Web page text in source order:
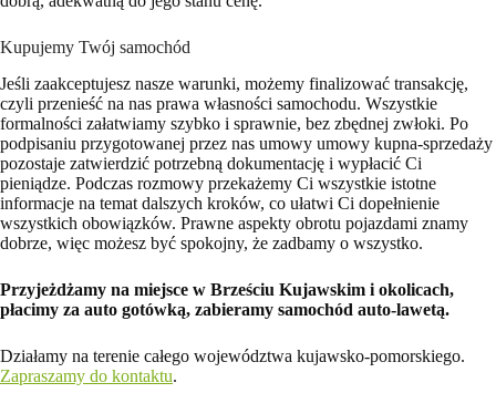
Kupujemy Twój samochód
Jeśli zaakceptujesz nasze warunki, możemy finalizować transakcję,
czyli przenieść na nas prawa własności samochodu. Wszystkie
formalności załatwiamy szybko i sprawnie, bez zbędnej zwłoki. Po
podpisaniu przygotowanej przez nas umowy umowy kupna-sprzedaży
pozostaje zatwierdzić potrzebną dokumentację i wypłacić Ci
pieniądze. Podczas rozmowy przekażemy Ci wszystkie istotne
informacje na temat dalszych kroków, co ułatwi Ci dopełnienie
wszystkich obowiązków. Prawne aspekty obrotu pojazdami znamy
dobrze, więc możesz być spokojny, że zadbamy o wszystko.
Przyjeżdżamy na miejsce w Brześciu Kujawskim i okolicach,
płacimy za auto gotówką, zabieramy samochód auto-lawetą.
Działamy na terenie całego województwa kujawsko-pomorskiego.
Zapraszamy do kontaktu.